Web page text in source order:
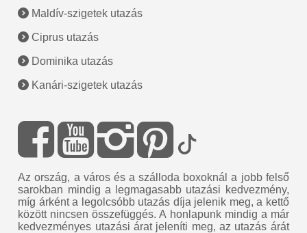
Maldív-szigetek utazás
Ciprus utazás
Dominika utazás
Kanári-szigetek utazás
Az ország, a város és a szálloda boxoknál a jobb felső
sarokban mindig a legmagasabb utazási kedvezmény,
míg árként a legolcsóbb utazás díja jelenik meg, a kettő
között nincsen összefüggés. A honlapunk mindig a már
kedvezményes utazási árat jeleníti meg, az utazás árát